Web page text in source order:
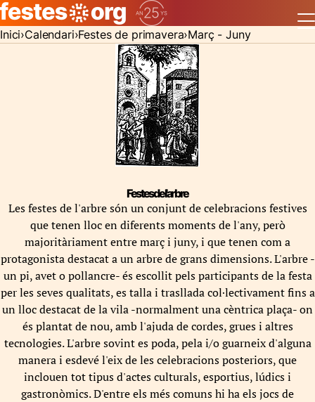
Inici Calendari Festes de primavera Març - Juny
Festes de l'arbre
Les festes de l'arbre són un conjunt de celebracions festives
que tenen lloc en diferents moments de l'any, però
majoritàriament entre març i juny, i que tenen com a
protagonista destacat a un arbre de grans dimensions. L'arbre -
un pi, avet o pollancre- és escollit pels participants de la festa
per les seves qualitats, es talla i trasllada col·lectivament fins a
un lloc destacat de la vila -normalment una cèntrica plaça- on
és plantat de nou, amb l'ajuda de cordes, grues i altres
tecnologies. L'arbre sovint es poda, pela i/o guarneix d'alguna
manera i esdevé l'eix de les celebracions posteriors, que
inclouen tot tipus d'actes culturals, esportius, lúdics i
gastronòmics. D'entre els més comuns hi ha els jocs de